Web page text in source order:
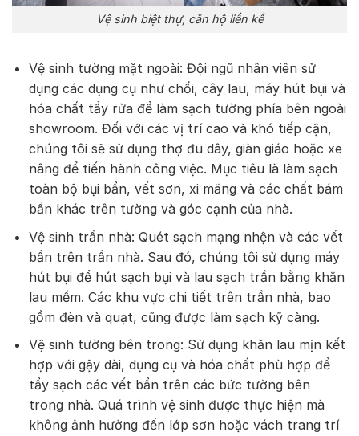
Vệ sinh biệt thự, căn hộ liền kề
Vệ sinh tường mặt ngoài: Đội ngũ nhân viên sử
dụng các dụng cụ như chổi, cây lau, máy hút bụi và
hóa chất tẩy rửa để làm sạch tường phía bên ngoài
showroom. Đối với các vị trí cao và khó tiếp cận,
chúng tôi sẽ sử dụng thợ đu dây, giàn giáo hoặc xe
nâng để tiến hành công việc. Mục tiêu là làm sạch
toàn bộ bụi bẩn, vết sơn, xi măng và các chất bám
bẩn khác trên tường và góc cạnh của nhà.
Vệ sinh trần nhà: Quét sạch mạng nhện và các vết
bẩn trên trần nhà. Sau đó, chúng tôi sử dụng máy
hút bụi để hút sạch bụi và lau sạch trần bằng khăn
lau mềm. Các khu vực chi tiết trên trần nhà, bao
gồm đèn và quạt, cũng được làm sạch kỹ càng.
Vệ sinh tường bên trong: Sử dụng khăn lau mịn kết
hợp với gậy dài, dụng cụ và hóa chất phù hợp để
tẩy sạch các vết bẩn trên các bức tường bên
trong nhà. Quá trình vệ sinh được thực hiện mà
không ảnh hưởng đến lớp sơn hoặc vách trang trí